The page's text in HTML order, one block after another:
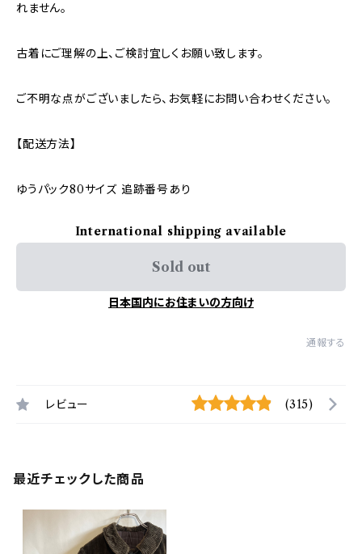
れません。
古着にご理解の上、ご検討宜しくお願い致します。
ご不明な点がございましたら、お気軽にお問い合わせください。
【配送方法】
ゆうパック80サイズ 追跡番号あり
International shipping available
Sold out
日本国内にお住まいの方向け
通報する
レビュー (315)
最近チェックした商品